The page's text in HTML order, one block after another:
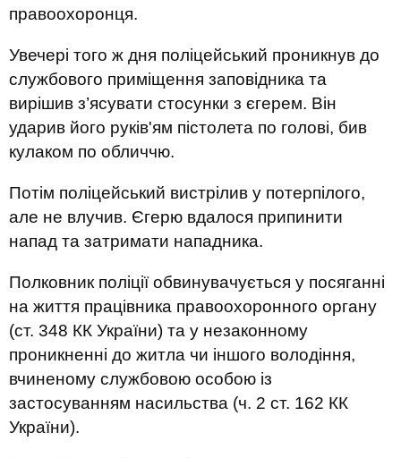
правоохоронця.
Увечері того ж дня поліцейський проникнув до
службового приміщення заповідника та
вирішив з’ясувати стосунки з єгерем. Він
ударив його руків'ям пістолета по голові, бив
кулаком по обличчю.
Потім поліцейський вистрілив у потерпілого,
але не влучив. Єгерю вдалося припинити
напад та затримати нападника.
Полковник поліції обвинувачується у посяганні
на життя працівника правоохоронного органу
(ст. 348 КК України) та у незаконному
проникненні до житла чи іншого володіння,
вчиненому службовою особою із
застосуванням насильства (ч. 2 ст. 162 КК
України).